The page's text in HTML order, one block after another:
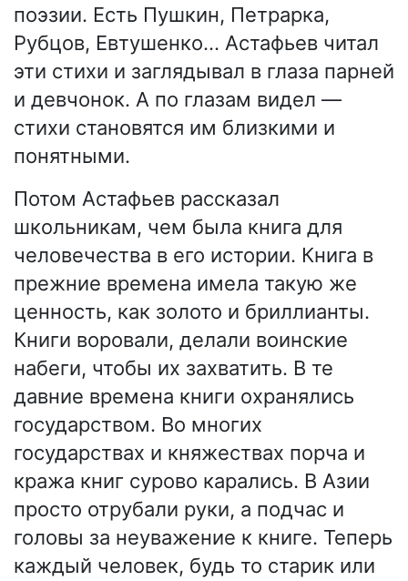
поэзии. Есть Пушкин, Петрарка,
Рубцов, Евтушенко… Астафьев читал
эти стихи и заглядывал в глаза парней
и девчонок. А по глазам видел —
стихи становятся им близкими и
понятными.
Потом Астафьев рассказал
школьникам, чем была книга для
человечества в его истории. Книга в
прежние времена имела такую же
ценность, как золото и бриллианты.
Книги воровали, делали воинские
набеги, чтобы их захватить. В те
давние времена книги охранялись
государством. Во многих
государствах и княжествах порча и
кража книг сурово карались. В Азии
просто отрубали руки, а подчас и
головы за неуважение к книге. Теперь
каждый человек, будь то старик или